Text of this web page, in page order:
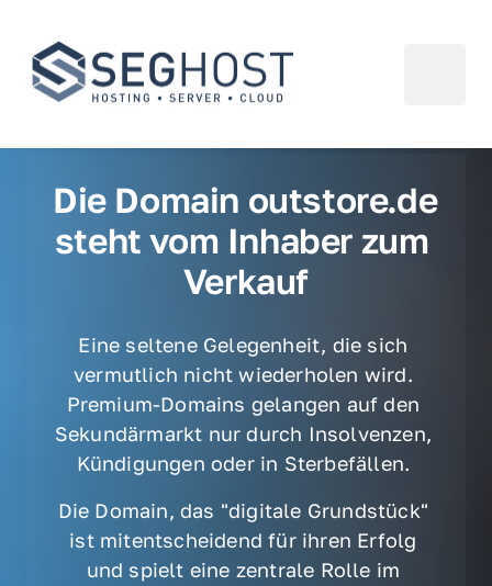
Die Domain outstore.de
steht vom Inhaber zum
Verkauf
Eine seltene Gelegenheit, die sich
vermutlich nicht wiederholen wird.
Premium-Domains gelangen auf den
Sekundärmarkt nur durch Insolvenzen,
Kündigungen oder in Sterbefällen.
Die Domain, das "digitale Grundstück"
ist mitentscheidend für ihren Erfolg
und spielt eine zentrale Rolle im